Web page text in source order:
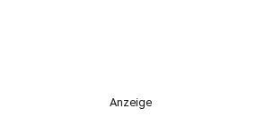
Anzeige